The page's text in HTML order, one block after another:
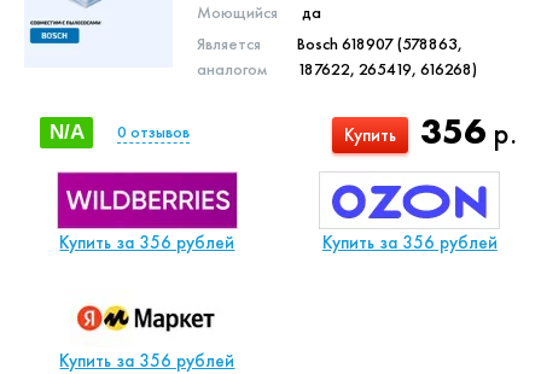
Моющийся
да
Является
аналогом
Bosch 618907 (578863,
187622, 265419, 616268)
356 р.
Купить
N/A 0 отзывов
Купить за 356 рублей Купить за 356 рублей
Купить за 356 рублей